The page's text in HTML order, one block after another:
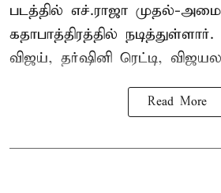
படத்தில் எச்.ராஜா முதல்-
கதாபாத்திரத்தில்
விஜய், தர்ஷினி ரெட்டி,
Read More